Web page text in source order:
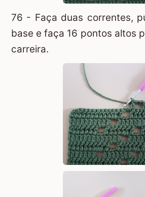
76 - Faça duas correntes,
base e faça 16 pontos altos
carreira.